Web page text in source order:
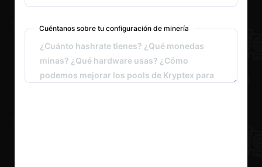
Cuéntanos sobre tu configuración de minería